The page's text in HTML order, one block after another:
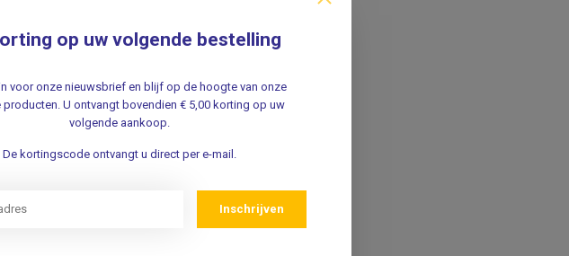
en
op uw volgende bestelling
voor onze nieuwsbrief en blijf op de hoogte van onze
producten. U ontvangt bovendien € 5,00 korting op uw
volgende aankoop.
De kortingscode ontvangt u direct per e-mail.
Inschrijven